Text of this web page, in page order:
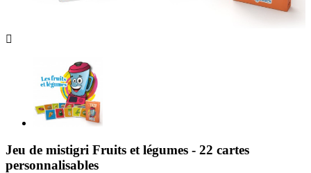

Jeu de mistigri Fruits et légumes - 22 cartes
personnalisables